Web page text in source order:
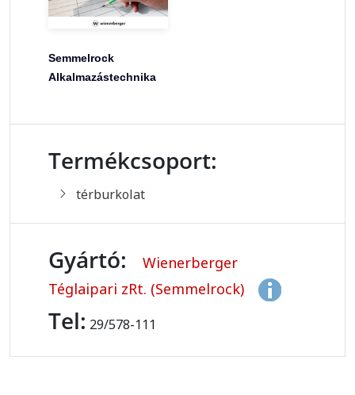
Semmelrock
Alkalmazástechnika
Termékcsoport:
térburkolat
Gyártó:
Wienerberger
Téglaipari zRt. (Semmelrock)
Tel: 29/578-111